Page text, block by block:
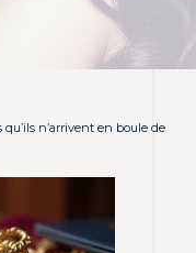
n’arrivent en boule de